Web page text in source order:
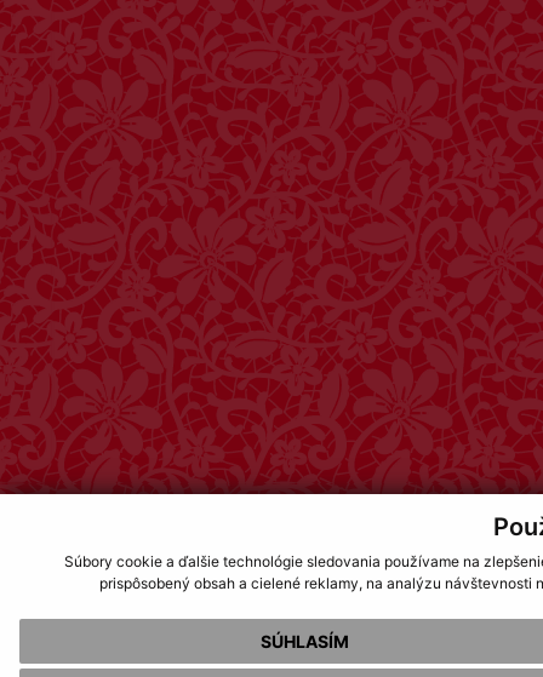
Súbory cookie a ďalšie technológie sledovania používame na
prispôsobený obsah a cielené reklamy, na analýzu
SÚHLASÍM